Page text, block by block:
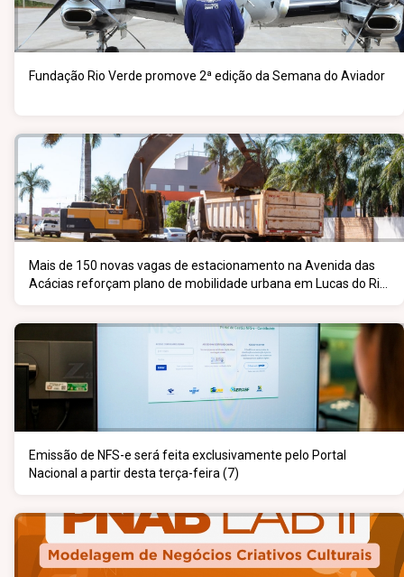
Fundação Rio Verde promove 2ª edição da Semana do Aviador
Mais de 150 novas vagas de estacionamento na Avenida das
Acácias reforçam plano de mobilidade urbana em Lucas do Rio
Emissão de NFS-e será feita exclusivamente pelo Portal
Nacional a partir desta terça-feira (7)